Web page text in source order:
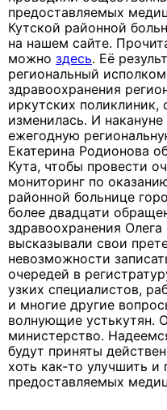
предоставляемых
Кутской районной
на нашем сайте.
можно здесь. Её
региональный
здравоохранения
иркутских поликлиник,
изменилась. И
ежегодную
Екатерина Родионова
Кута, чтобы провести
мониторинг по
районной больнице
более двадцати
здравоохранения
высказывали свои
невозможности
очередей в
узких специалистов,
и многие другие
волнующие устькутян.
министерство.
будут приняты
хоть как-то улучшить и
предоставляемых